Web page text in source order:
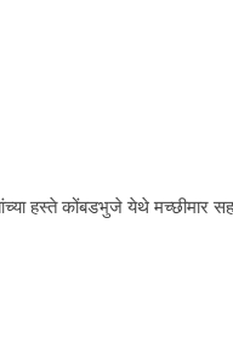
हस्ते कोंबडभुजे येथे मच्छीमार